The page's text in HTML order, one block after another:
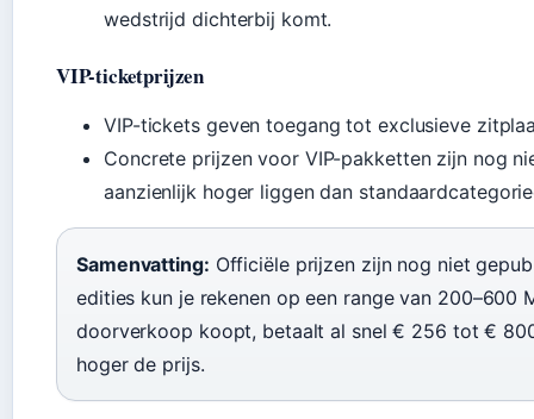
wedstrijd dichterbij komt.
VIP-ticketprijzen
VIP-tickets geven toegang tot exclusieve
Concrete prijzen voor VIP-pakketten zijn nog
aanzienlijk hoger liggen dan
Samenvatting: Officiële prijzen zijn nog niet
edities kun je rekenen op een range van 200–600
doorverkoop koopt, betaalt al snel € 256 tot €
hoger de prijs.